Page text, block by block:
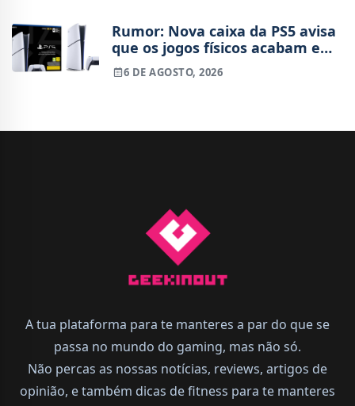
Rumor: Nova caixa da PS5 avisa
que os jogos físicos acabam em
2028
6 DE AGOSTO, 2026
A tua plataforma para te manteres a par do que se
passa no mundo do gaming, mas não só.
Não percas as nossas notícias, reviews, artigos de
opinião, e também dicas de fitness para te manteres